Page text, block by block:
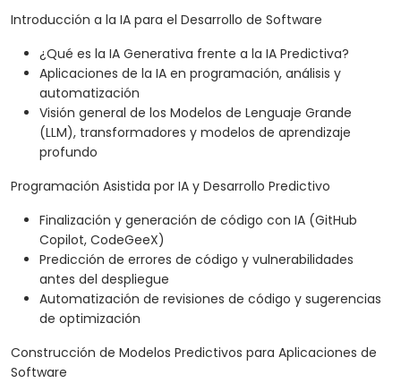
Introducción a la IA para el Desarrollo de Software
¿Qué es la IA Generativa frente a la IA Predictiva?
Aplicaciones de la IA en programación, análisis y
automatización
Visión general de los Modelos de Lenguaje Grande
(LLM), transformadores y modelos de aprendizaje
profundo
Programación Asistida por IA y Desarrollo Predictivo
Finalización y generación de código con IA (GitHub
Copilot, CodeGeeX)
Predicción de errores de código y vulnerabilidades
antes del despliegue
Automatización de revisiones de código y sugerencias
de optimización
Construcción de Modelos Predictivos para Aplicaciones de
Software